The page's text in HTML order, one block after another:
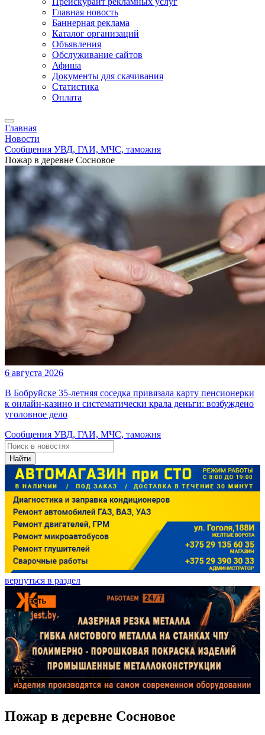
Главная новость
Баннерная реклама
Каталог организаций
Объявления
Обслуживание сайтов
Афиша
Документы для скачивания
Статистика
Оплата
Главная
Новости
Сообщения УВД, ГАИ, МЧС, таможня
Пожар в деревне Сосновое
6 августа 2026
В Бобруйске 35-летняя соседка привязала карту пенсионерки
к онлайн-казино и систематически крала деньги: возбуждено
уголовное дело
Сообщения УВД, ГАИ, МЧС, таможня
Найти
вернуться в раздел
Пожар в деревне Сосновое